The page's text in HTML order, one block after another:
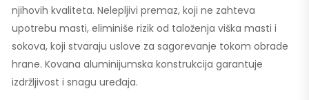
njihovih kvaliteta. Nelepljivi premaz, koji ne zahteva
upotrebu masti, eliminiše rizik od taloženja viška masti i
sokova, koji stvaraju uslove za sagorevanje tokom obrade
hrane. Kovana aluminijumska konstrukcija garantuje
izdržljivost i snagu uređaja.